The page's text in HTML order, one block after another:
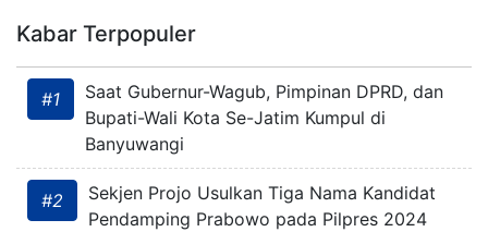
Kabar Terpopuler
#1
Saat Gubernur-Wagub, Pimpinan DPRD, dan
Bupati-Wali Kota Se-Jatim Kumpul di
Banyuwangi
#2
Sekjen Projo Usulkan Tiga Nama Kandidat
Pendamping Prabowo pada Pilpres 2024